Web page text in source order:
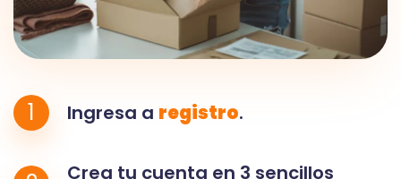
1 Ingresa a registro.
Crea tu cuenta en 3 sencillos